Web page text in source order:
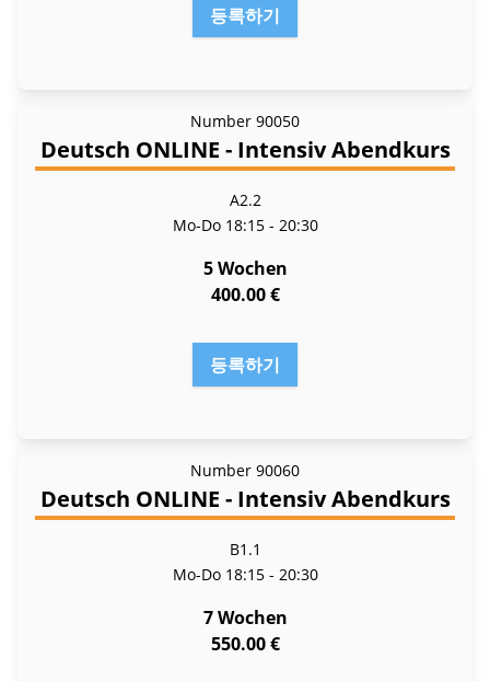
등록하기
Number 90050
Deutsch ONLINE - Intensiv Abendkurs
A2.2
Mo-Do 18:15 - 20:30
5 Wochen
400.00 €
등록하기
Number 90060
Deutsch ONLINE - Intensiv Abendkurs
B1.1
Mo-Do 18:15 - 20:30
7 Wochen
550.00 €